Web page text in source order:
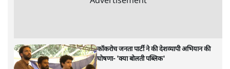
कॉकरोच जनता पार्टी ने की देशव्यापी अभियान की
घोषणा- 'क्या बोलती पब्लिक'